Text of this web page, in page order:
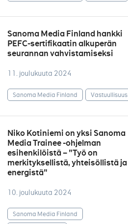
Sanoma Media Finland hankki
PEFC-sertifikaatin alkuperän
seurannan vahvistamiseksi
11. joulukuuta 2024
Sanoma Media Finland Vastuullisuus
Niko Kotiniemi on yksi Sanoma
Media Trainee -ohjelman
esihenkilöistä – "Työ on
merkityksellistä, yhteisöllistä ja
energistä"
10. joulukuuta 2024
Sanoma Media Finland